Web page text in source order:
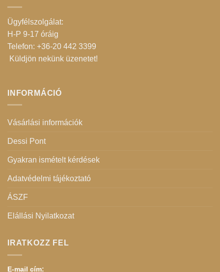
Ügyfélszolgálat:
H-P 9-17 óráig
Telefon: +36-20 442 3399
Küldjön nekünk üzenetet!
INFORMÁCIÓ
Vásárlási információk
Dessi Pont
Gyakran ismételt kérdések
Adatvédelmi tájékoztató
ÁSZF
Elállási Nyilatkozat
IRATKOZZ FEL
E-mail cím: